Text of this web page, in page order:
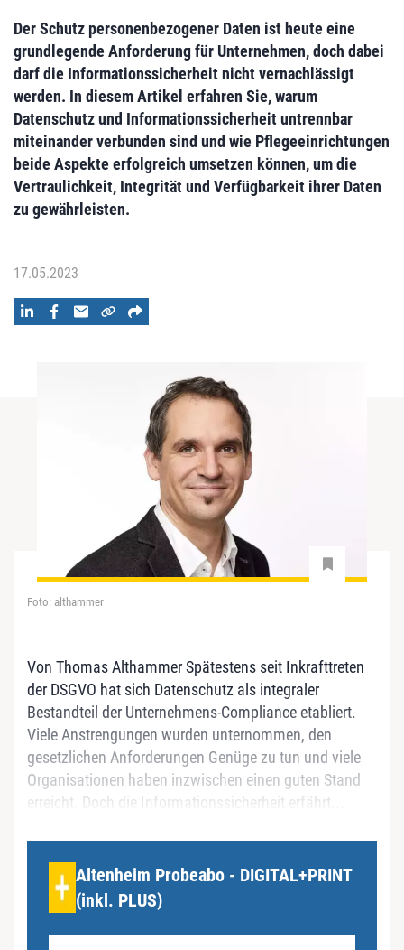
Der Schutz personenbezogener Daten ist heute eine
grundlegende Anforderung für Unternehmen, doch dabei
darf die Informationssicherheit nicht vernachlässigt
werden. In diesem Artikel erfahren Sie, warum
Datenschutz und Informationssicherheit untrennbar
miteinander verbunden sind und wie Pflegeeinrichtungen
beide Aspekte erfolgreich umsetzen können, um die
Vertraulichkeit, Integrität und Verfügbarkeit ihrer Daten
zu gewährleisten.
17.05.2023
Foto: althammer
Von Thomas Althammer Spätestens seit Inkrafttreten
der DSGVO hat sich Datenschutz als integraler
Bestandteil der Unternehmens-Compliance etabliert.
Viele Anstrengungen wurden unternommen, den
gesetzlichen Anforderungen Genüge zu tun und viele
Organisationen haben inzwischen einen guten Stand
erreicht. Doch die Informationssicherheit erfährt...
Altenheim Probeabo - DIGITAL+PRINT
(inkl. PLUS)